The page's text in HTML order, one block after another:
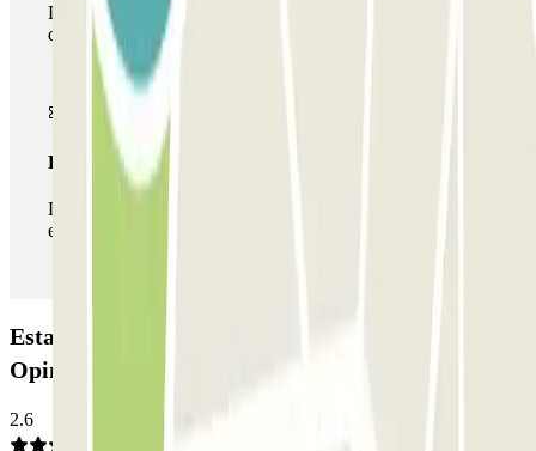
Durante a sua estadia, pode utilizar toda a rede de parques
de estacionamento deste operador disponível em Parclick.
Passe ilimitado
Durante a sua estadia, pode entrar e sair do parque de
estacionamento as vezes que quiser.
Estacionamento Montgallet - Nation Zenpark:
Opiniões
2.6